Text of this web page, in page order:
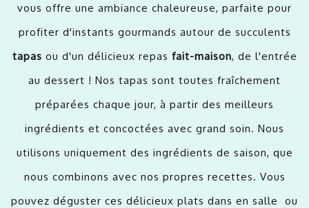
vous offre une ambiance chaleureuse, parfaite pour
profiter d'instants gourmands autour de succulents
tapas ou d'un délicieux repas fait-maison, de l'entrée
au dessert ! Nos tapas sont toutes fraîchement
préparées chaque jour, à partir des meilleurs
ingrédients et concoctées avec grand soin. Nous
utilisons uniquement des ingrédients de saison, que
nous combinons avec nos propres recettes. Vous
pouvez déguster ces délicieux plats dans en salle ou